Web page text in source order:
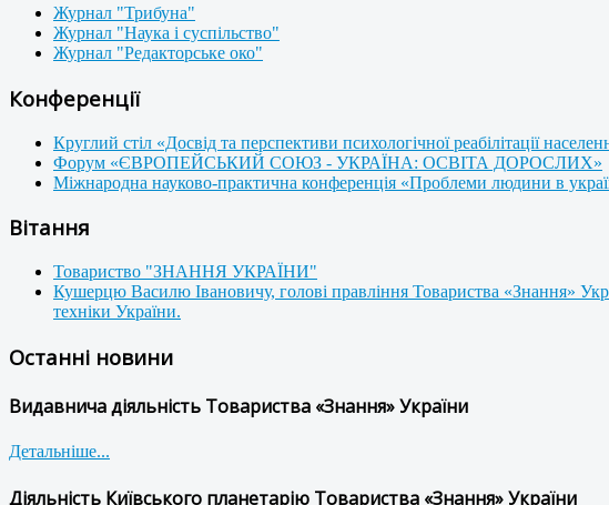
Журнал "Трибуна"
Журнал "Наука і суспільство"
Журнал "Редакторське око"
Конференції
Круглий стіл «Досвід та перспективи психологічної реабілітації
Форум «ЄВРОПЕЙСЬКИЙ СОЮЗ - УКРАЇНА: ОСВІТА ДОРОСЛИХ»
Міжнародна науково-практична конференція «Проблеми людини в
Вітання
Товариство "ЗНАННЯ УКРАЇНИ"
Кушерцю Василю Івановичу, голові правління Товариства «Знання»
техніки України.
Останні новини
Видавнича діяльність Товариства «Знання» України
Детальніше...
Діяльність Київського планетарію Товариства «Знання» України